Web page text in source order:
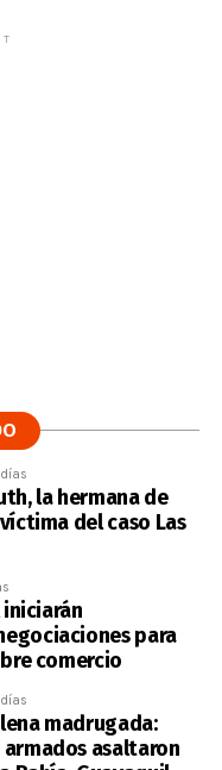
la hermana de
del caso Las
iniciarán
para
comercio
madrugada:
asaltaron